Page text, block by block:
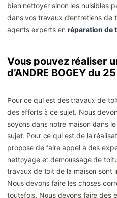
bien nettoyer sinon les nuisibles
dans vos travaux d’entretiens de
agents experts en réparation de
Vous pouvez réaliser
d’ANDRE BOGEY du 25
Pour ce qui est des travaux de
des efforts à ce sujet. Nous
soyons dans notre maison dans
sujet. Pour ce qui est de la
propose de faire appel à des
nettoyage et démoussage de
travaux de toit de la maison sont
Nous devons faire les choses
toutefois. Nous devons faire des